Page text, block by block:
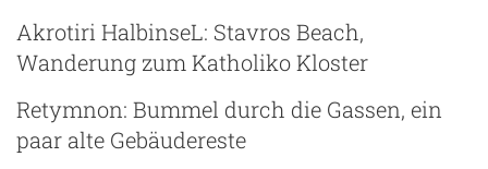
Akrotiri HalbinseL: Stavros Beach,
Wanderung zum Katholiko Kloster
Retymnon: Bummel durch die Gassen, ein
paar alte Gebäudereste